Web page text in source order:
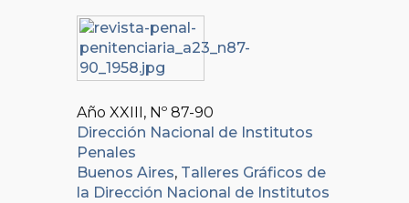
Año XXIII, Nº 87-90
Dirección Nacional de Institutos
Penales
Buenos Aires, Talleres Gráficos de
la Dirección Nacional de Institutos